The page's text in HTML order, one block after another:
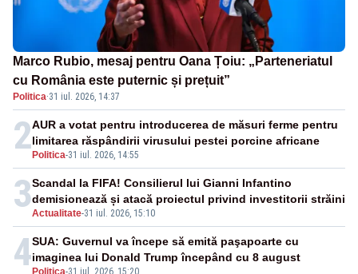
Marco Rubio, mesaj pentru Oana Țoiu: „Parteneriatul
cu România este puternic și prețuit”
Politica·31 iul. 2026, 14:37
2 Politica-31 iul. 2026, 14:55
AUR a votat pentru introducerea de măsuri ferme pentru
limitarea răspândirii virusului pestei porcine africane
3Actualitate-31 iul. 2026, 15:10
Scandal la FIFA! Consilierul lui Gianni Infantino
demisionează și atacă proiectul privind investitorii străini
4 Politica-31 iul. 2026, 15:20
SUA: Guvernul va începe să emită paşapoarte cu
imaginea lui Donald Trump începând cu 8 august